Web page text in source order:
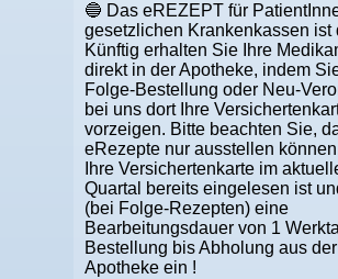
🔵 Das eREZEPT für
gesetzlichen Krankenkassen ist
Künftig erhalten Sie Ihre
direkt in der Apotheke, indem
Folge-Bestellung oder Neu-
bei uns dort Ihre
vorzeigen. Bitte beachten Sie,
eRezepte nur ausstellen
Ihre Versichertenkarte im
Quartal bereits eingelesen ist
(bei Folge-Rezepten) eine
Bearbeitungsdauer von 1
Bestellung bis Abholung aus der
Apotheke ein !